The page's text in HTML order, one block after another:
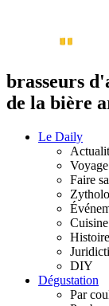
brasseurs
de la bière
Le Daily
Voyage
Faire
Cuisine
Histoire
DIY
Dégustation
Par